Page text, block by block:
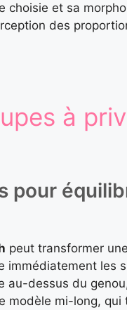
choisie et sa
des
à
pour
peut transformer
immédiatement les
au-dessus du
modèle mi-long,